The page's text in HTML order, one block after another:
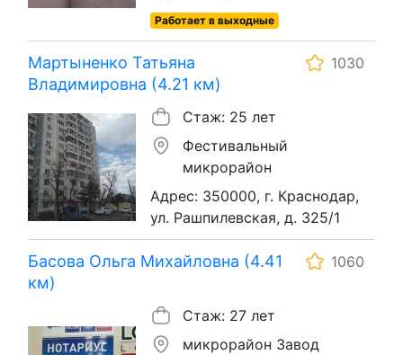
Работает в выходные
Мартыненко Татьяна
Владимировна (4.21 км)
1030
Стаж: 25 лет
Фестивальный
микрорайон
Адрес: 350000, г. Краснодар,
ул. Рашпилевская, д. 325/1
Басова Ольга Михайловна (4.41
км)
1060
Стаж: 27 лет
микрорайон Завод